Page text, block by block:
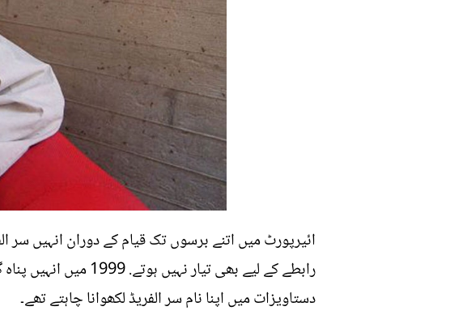
ائیرپورٹ میں اتنے برسوں تک قیام کے دوران انہیں سر
رابطے کے لیے بھی
دستاویزات میں اپنا نام سر الفریڈ لکھوانا چاہتے تھے۔